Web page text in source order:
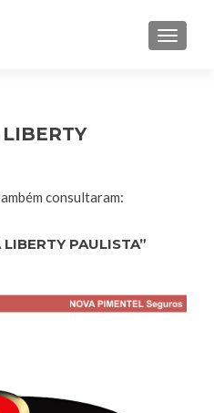
consultaram:
PAULISTA”